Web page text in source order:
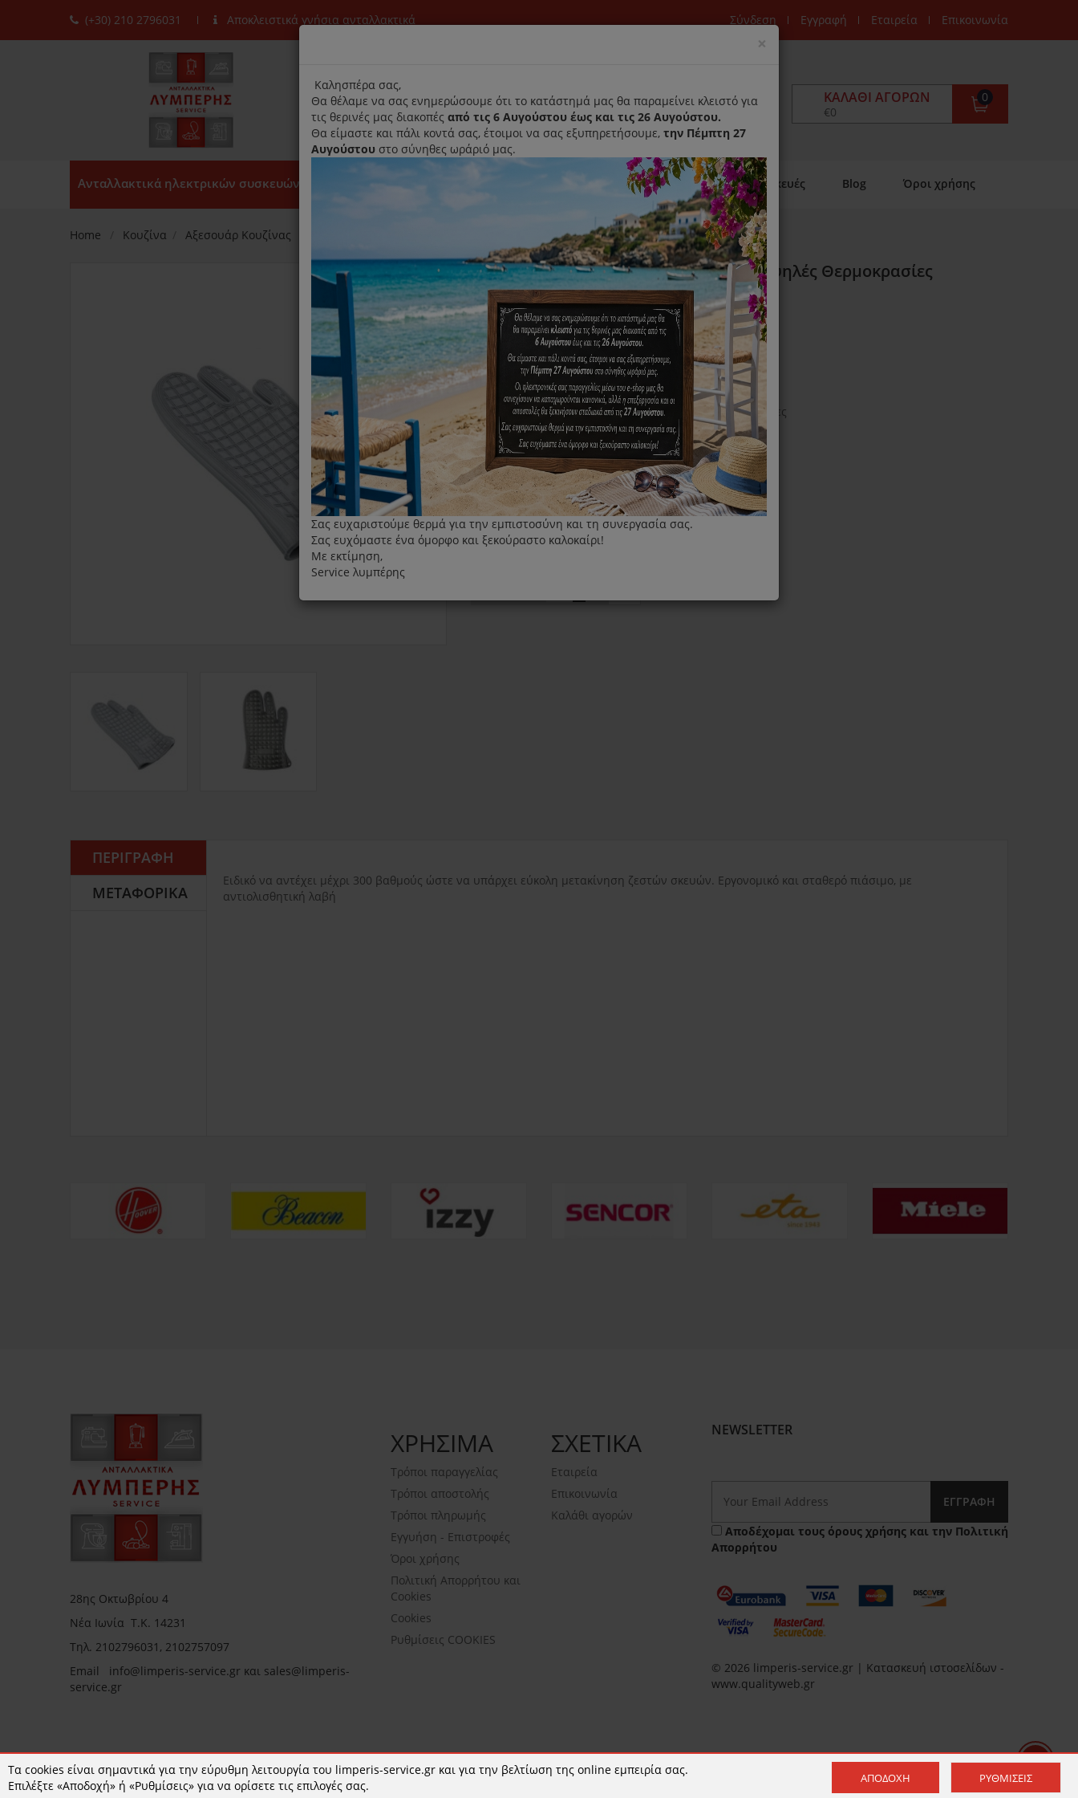
(+30) 210 2796031 Αποκλειστικά γνήσια ανταλλακτικά Σύνδεση Εγγραφή Εταιρεία Επικοινωνία
ΚΑΛΆΘΙ ΑΓΟΡΏΝ
0
€0
Ανταλλακτικά ηλεκτρικών συσκευών Αρχική Παραλαβή- Παράδοση Κατ'οικον Επισκευές Blog Όροι χρήσης
Home Κουζίνα Αξεσουάρ Κουζίνας Γάντι Σιλικόνης Electrolux Ειδικό Για Υψηλές Θερμοκρασίες
Γάντι Σιλικόνης Electrolux Ειδικό Για Υψηλές Θερμοκρασίες
Κωδικός : 9029792802
Διαθεσιμότητα :
Καταργήθηκε
Γάντι σιλικόνης Electrolux ειδικό για υψηλές θερμοκρασίες
Κατάλληλο για:
κατάλληλο για όλους τους φούρνους
15.00€
ΠΕΡΙΓΡΑΦΉ
ΜΕΤΑΦΟΡΙΚΆ
Ειδικό να αντέχει μέχρι 300 βαθμούς ώστε να υπάρχει εύκολη μετακίνηση ζεστών σκευών. Εργονομικό και σταθερό πιάσιμο, με
αντιολισθητική λαβή
28ης Οκτωβρίου 4
Νέα Ιωνία Τ.Κ. 14231
Τηλ. 2102796031, 2102757097
Email info@limperis-service.gr και sales@limperis-
service.gr
Ωράριο καταστήματος:
ΧΡΗΣΙΜΑ
Τρόποι παραγγελίας
Τρόποι αποστολής
Τρόποι πληρωμής
Εγγυήση - Επιστροφές
Όροι χρήσης
Πολιτική Απορρήτου και
Cookies
Cookies
Ρυθμίσεις COOKIES
ΣΧΕΤΙΚΑ
Εταιρεία
Επικοινωνία
Καλάθι αγορών
NEWSLETTER
ΕΓΓΡΑΦΉ
Αποδέχομαι τους όρους χρήσης και την Πολιτική
Απορρήτου
© 2026 limperis-service.gr | Κατασκευή ιστοσελίδων -
www.qualityweb.gr
× Close
title
Καλησπέρα σας,
Θα θέλαμε να σας ενημερώσουμε ότι το κατάστημά μας θα παραμείνει κλειστό για
τις θερινές μας διακοπές από τις 6 Αυγούστου έως και τις 26 Αυγούστου.
Θα είμαστε και πάλι κοντά σας, έτοιμοι να σας εξυπηρετήσουμε, την Πέμπτη 27
Αυγούστου στο σύνηθες ωράριό μας.
Σας ευχαριστούμε θερμά για την εμπιστοσύνη και τη συνεργασία σας.
Σας ευχόμαστε ένα όμορφο και ξεκούραστο καλοκαίρι!
Με εκτίμηση,
Service λυμπέρης
Τα cookies είναι σημαντικά για την εύρυθμη λειτουργία του limperis-service.gr και για την βελτίωση της online εμπειρία σας.
Επιλέξτε «Αποδοχή» ή «Ρυθμίσεις» για να ορίσετε τις επιλογές σας.
ΑΠΟΔΟΧΉ ΡΥΘΜΊΣΕΙΣ